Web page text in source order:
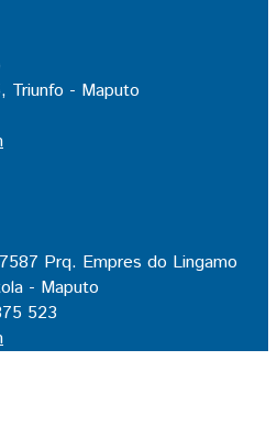
Triunfo - Maputo
Prq. Empres do Lingamo
- Maputo
523